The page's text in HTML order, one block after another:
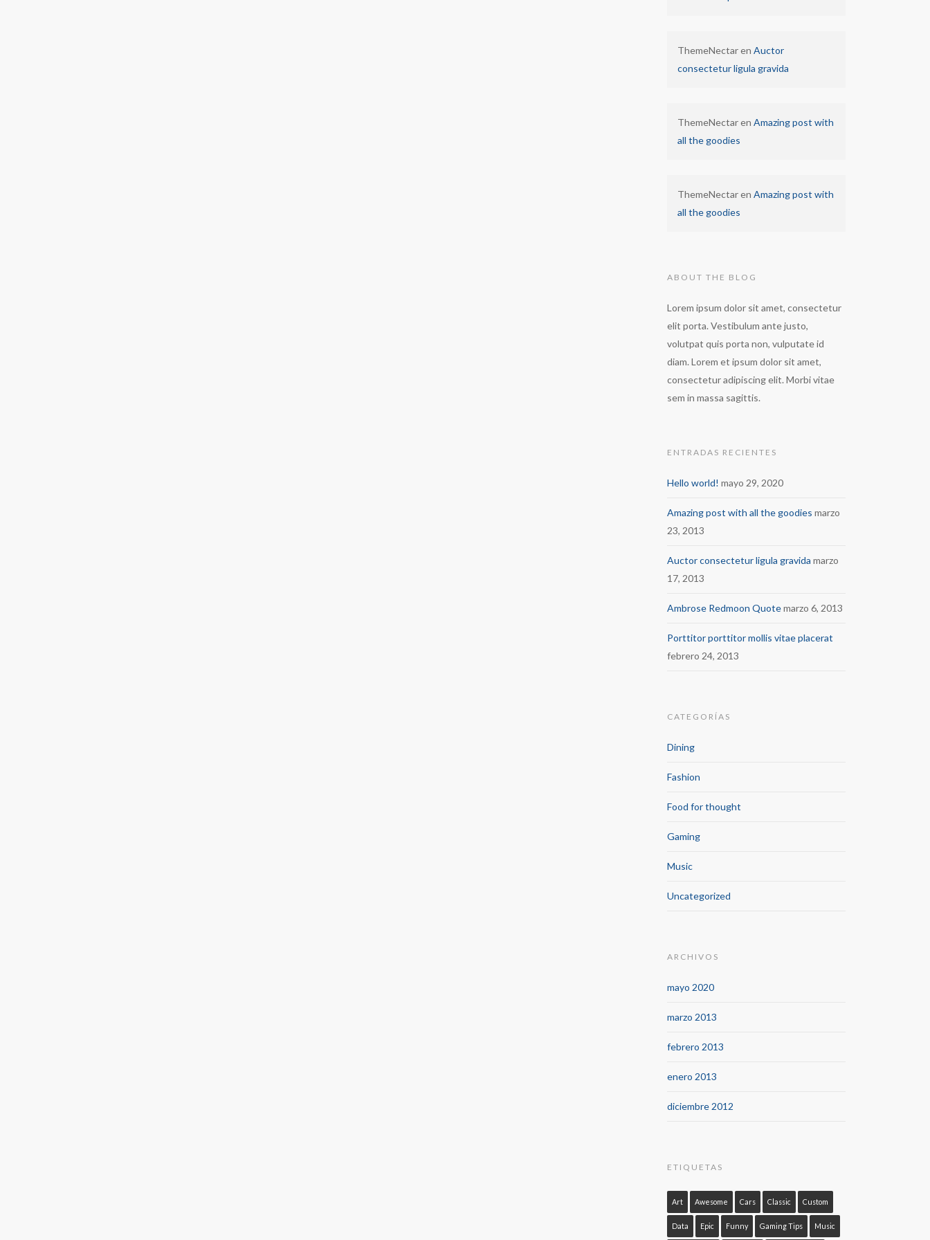
ThemeNectaren Auctor
consectetur ligula gravida
ThemeNectaren Amazing post with
all the goodies
ThemeNectaren Amazing post with
all the goodies
ABOUT THE BLOG
Lorem ipsum dolor sit amet, consectetur
elit porta. Vestibulum ante justo,
volutpat quis porta non, vulputate id
diam. Lorem et ipsum dolor sit amet,
consectetur adipiscing elit. Morbi vitae
sem in massa sagittis.
ENTRADAS RECIENTES
Hello world! mayo 29, 2020
Amazing post with all the goodies marzo
23, 2013
Auctor consectetur ligula gravida marzo
17, 2013
Ambrose Redmoon Quote marzo 6, 2013
Porttitor porttitor mollis vitae placerat
febrero 24, 2013
CATEGORÍAS
Dining
Fashion
Food for thought
Gaming
Music
Uncategorized
ARCHIVOS
mayo 2020
marzo 2013
febrero 2013
enero 2013
diciembre 2012
ETIQUETAS
Art Awesome Cars Classic Custom
Data Epic Funny Gaming Tips Music